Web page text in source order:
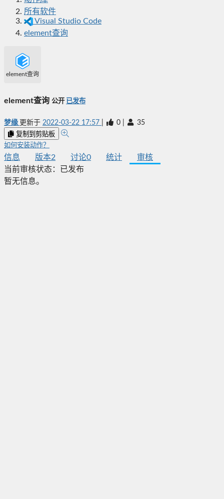
所有软件
Visual Studio Code
element查询
element查询
element查询 公开 已发布
梦缘 更新于 2022-03-22 17:57 0 35
复制到剪贴板
如何安装动作？
信息 版本2 讨论0 统计
审核
当前审核状态：
已发布
暂无信息。